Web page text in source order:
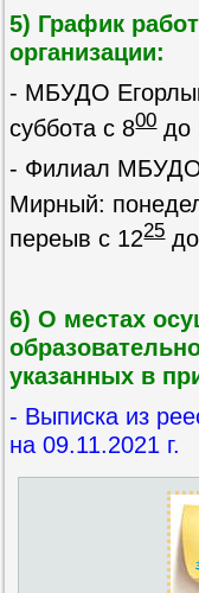
5) График
организации:
- МБУДО
суббота с 800до
- Филиал МБУДО
Мирный:
переыв с 1225
6) О местах
указанных в
- Выписка из
на 09.11.2021 г.